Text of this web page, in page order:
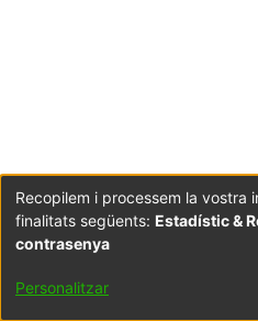
Coordinació:CRAI UB Avís legal
Metadades
subjectes a:
Configuració
de cookies
privadesa
Recopilem i processem la vostra
finalitats següents: Estadístic &
contrasenya
Personalitzar